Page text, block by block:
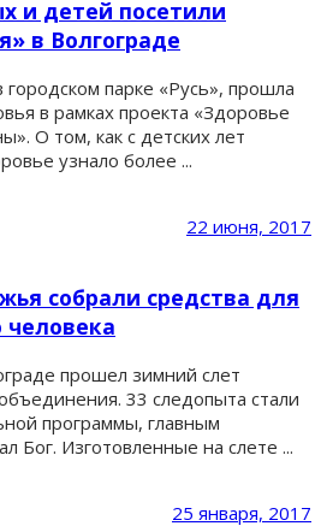
и детей посетили
в Волгограде
парке «Русь», прошла
в рамках проекта «Здоровье
О том, как с детских лет
узнало более ...
22 июня, 2017
собрали средства для
прошел зимний слет
33 следопыта стали
программы, главным
Бог. Изготовленные на слете ...
25 января, 2017